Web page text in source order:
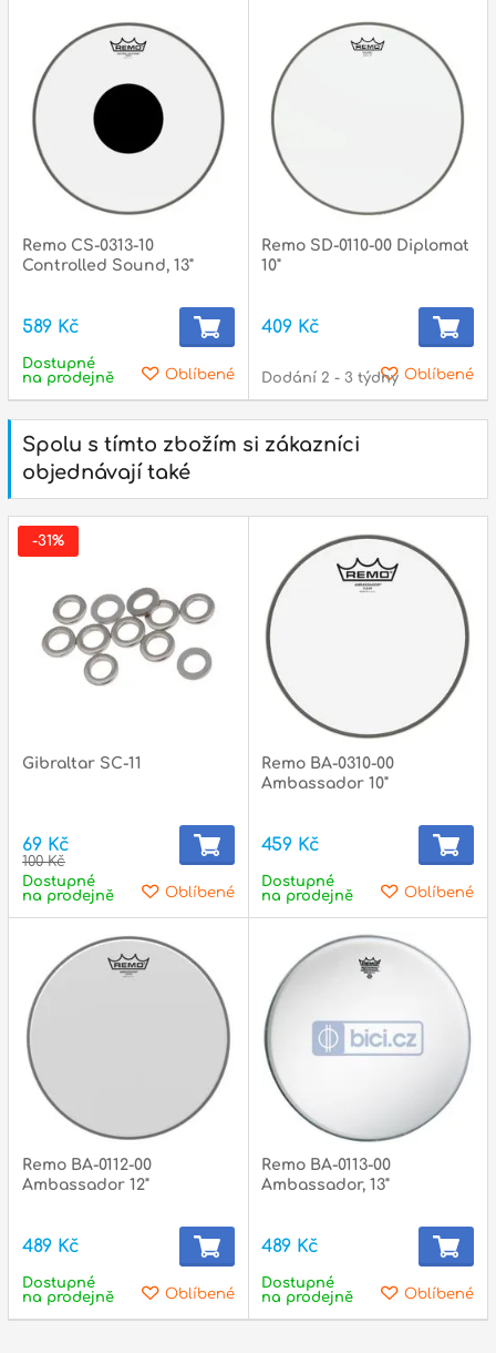
Remo CS-0313-10
Controlled Sound, 13"
589 Kč
Oblíbené
Dostupné
na prodejně
Remo SD-0110-00 Diplomat
10"
409 Kč
Oblíbené
Dodání 2 - 3 týdny
Spolu s tímto zbožím si zákazníci
objednávají také
Gibraltar SC-11
69 Kč
100 Kč
Oblíbené
Dostupné
na prodejně
-31%
Remo BA-0310-00
Ambassador 10"
459 Kč
Oblíbené
Dostupné
na prodejně
Remo BA-0112-00
Ambassador 12"
489 Kč
Oblíbené
Dostupné
na prodejně
Remo BA-0113-00
Ambassador, 13"
489 Kč
Oblíbené
Dostupné
na prodejně